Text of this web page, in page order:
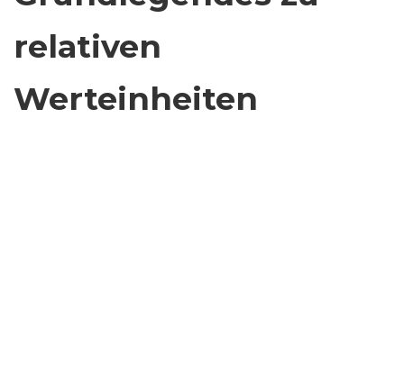
relativen
Werteinheiten